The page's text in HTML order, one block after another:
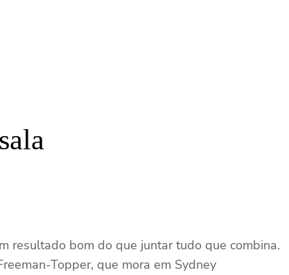
resultado bom do que juntar tudo que combina.
Topper, que mora em Sydney